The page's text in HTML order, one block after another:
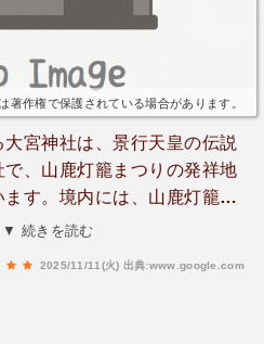
著作権で保護されている場合があります。
宮神社は、景行天皇の伝説
、山鹿灯籠まつりの発祥地
す。境内には、山鹿灯籠が
殿や、九州一の数を誇る猿田
▼ 続きを読む
2025/11/11(火) 出典:www.google.com